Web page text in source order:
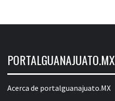
PORTALGUANAJUATO.MX
Acerca de portalguanajuato.MX